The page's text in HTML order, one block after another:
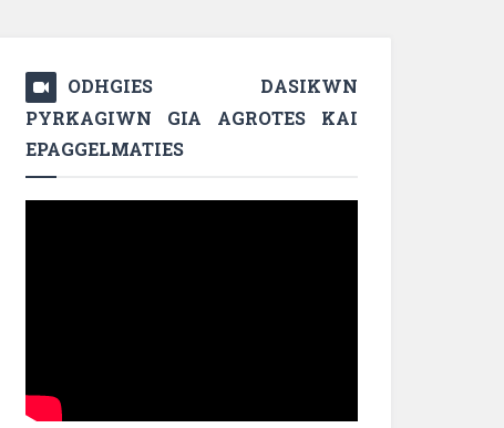
ODHGIES DASIKWN
PYRKAGIWN GIA AGROTES KAI
EPAGGELMATIES